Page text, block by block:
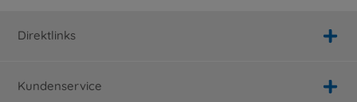
Direktlinks
Kundenservice